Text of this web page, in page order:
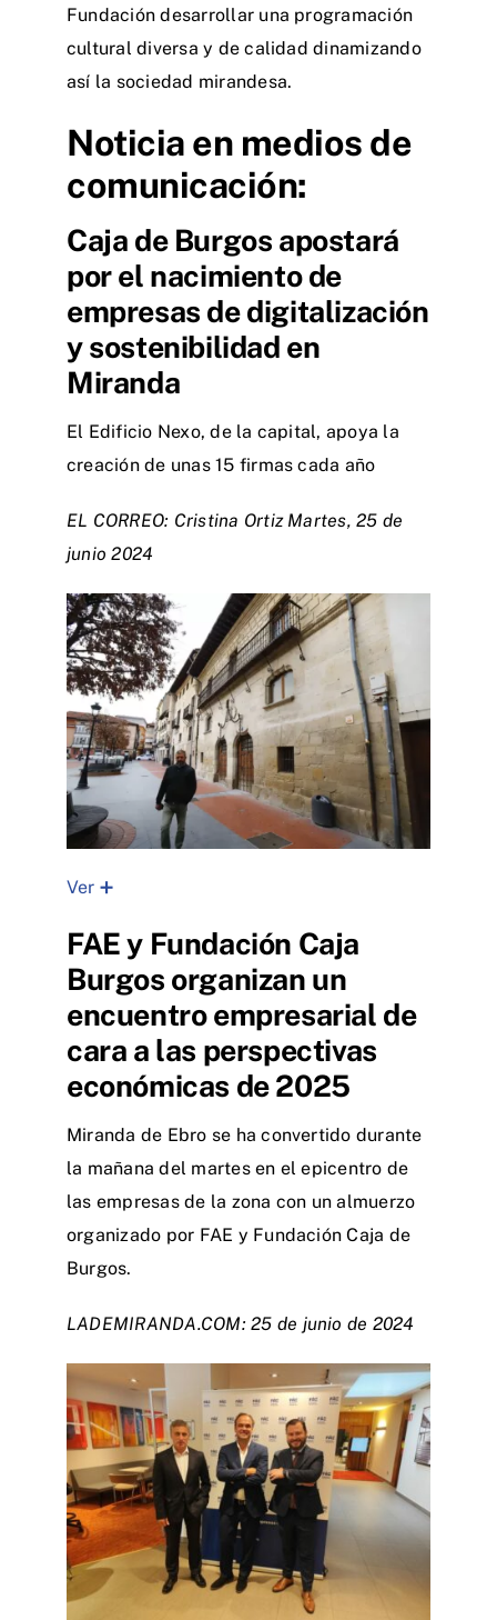
Fundación desarrollar una programación
cultural diversa y de calidad dinamizando
así la sociedad mirandesa.
Noticia en medios de
comunicación:
Caja de Burgos apostará
por el nacimiento de
empresas de digitalización
y sostenibilidad en
Miranda
El Edificio Nexo, de la capital, apoya la
creación de unas 15 firmas cada año
EL CORREO: Cristina Ortiz Martes, 25 de
junio 2024
Ver ➕
FAE y Fundación Caja
Burgos organizan un
encuentro empresarial de
cara a las perspectivas
económicas de 2025
Miranda de Ebro se ha convertido durante
la mañana del martes en el epicentro de
las empresas de la zona con un almuerzo
organizado por FAE y Fundación Caja de
Burgos.
LADEMIRANDA.COM: 25 de junio de 2024